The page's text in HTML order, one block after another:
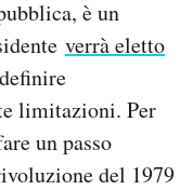
è un
verrà eletto
limitazioni. Per
un passo
del 1979